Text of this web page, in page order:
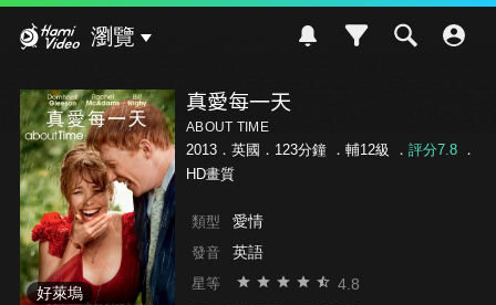
瀏覽
好萊塢
真愛每一天
ABOUT TIME
2013．英國．123分鐘 ． 輔12級 ． 評分7.8．
HD畫質
類型 愛情
發音 英語
星等 4.8